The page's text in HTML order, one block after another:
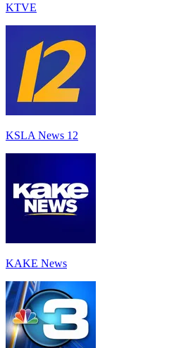
KTVE
KSLA News 12
KAKE News